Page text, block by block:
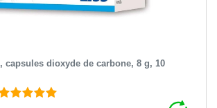
capsules dioxyde de carbone, 8 g, 10